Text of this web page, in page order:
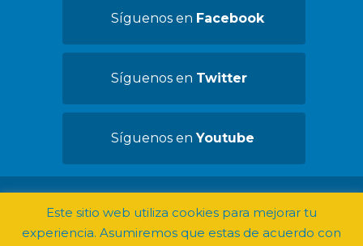
Síguenos en Facebook
Síguenos en Twitter
Síguenos enYoutube
Este sitio web utiliza cookies para mejorar tu
experiencia. Asumiremos que estas de acuerdo con